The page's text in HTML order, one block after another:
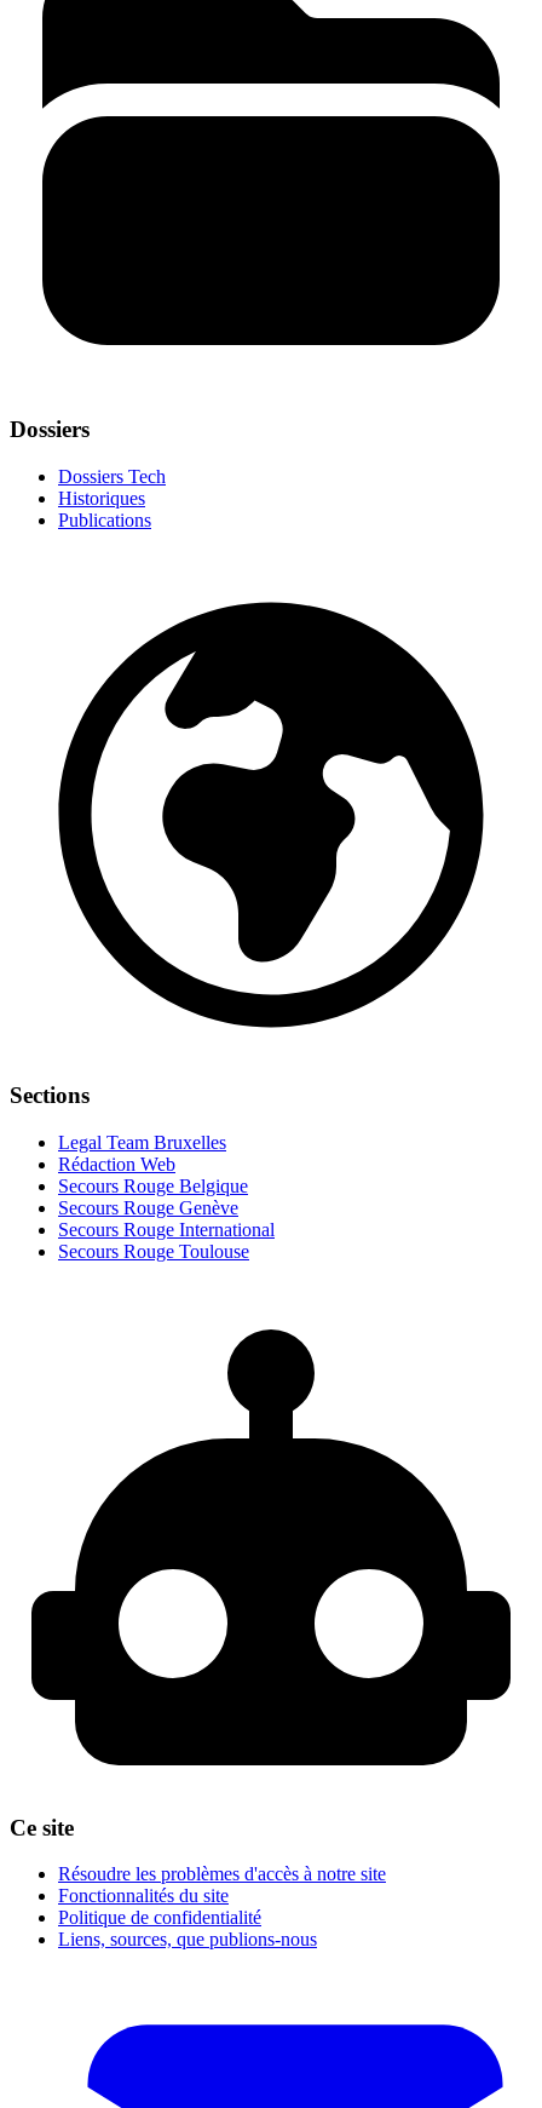
Dossiers
Dossiers Tech
Historiques
Publications
Sections
Legal Team Bruxelles
Rédaction Web
Secours Rouge Belgique
Secours Rouge Genève
Secours Rouge International
Secours Rouge Toulouse
Ce site
Résoudre les problèmes d'accès à notre site
Fonctionnalités du site
Politique de confidentialité
Liens, sources, que publions-nous